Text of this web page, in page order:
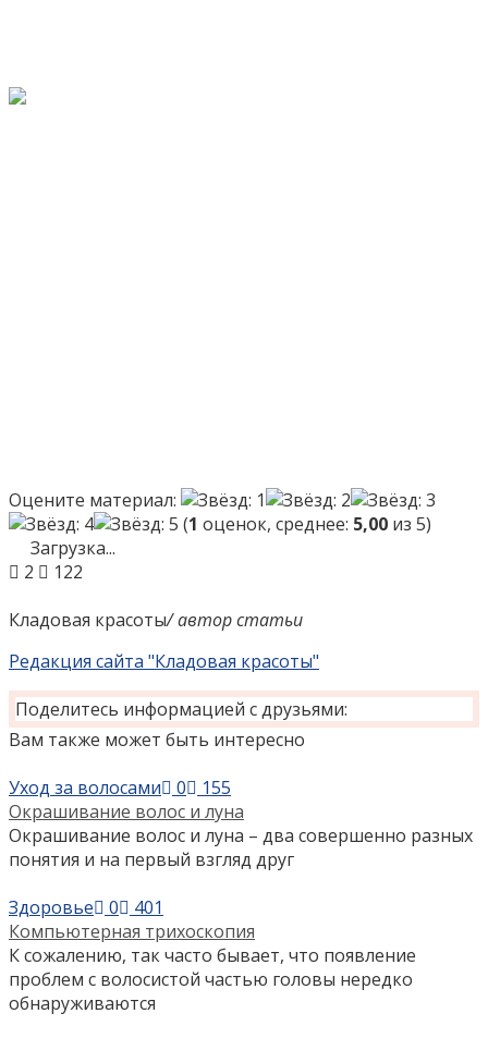
Оцените материал:
(1 оценок, среднее: 5,00 из 5)
Загрузка...
2
122
Кладовая красоты/ автор статьи
Редакция сайта "Кладовая красоты"
Поделитесь информацией с друзьями:
Вам также может быть интересно
Уход за волосами
0
155
Окрашивание волос и луна
Окрашивание волос и луна – два совершенно разных
понятия и на первый взгляд друг
Здоровье
0
401
Компьютерная трихоскопия
К сожалению, так часто бывает, что появление
проблем с волосистой частью головы нередко
обнаруживаются